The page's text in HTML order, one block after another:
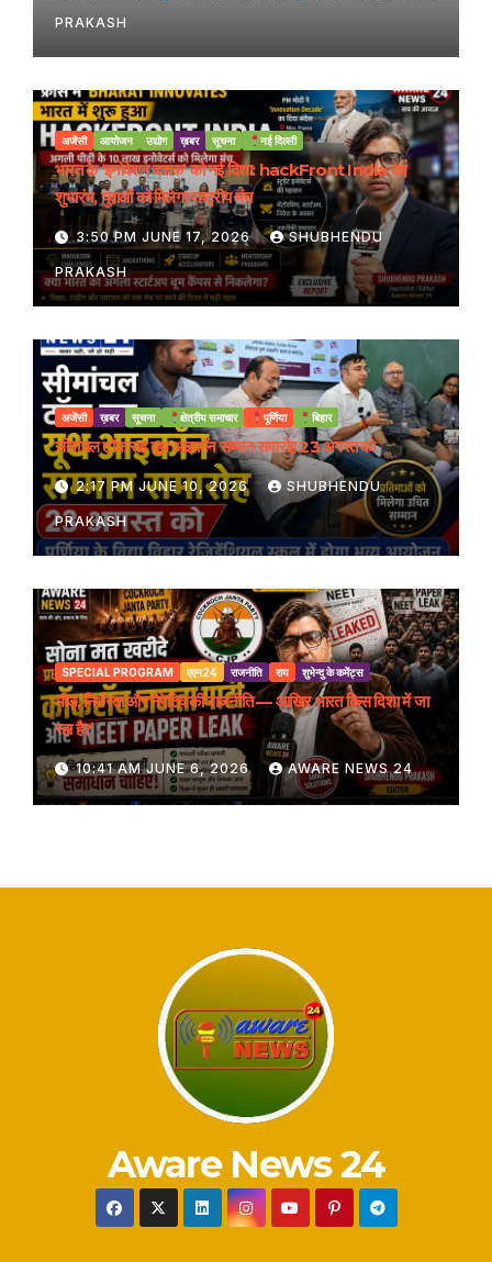
PRAKASH
अजेंसी आयोजन उद्योग ख़बर सूचना नई दिल्ली
भारत के ‘इनोवेशन दशक’ को नई दिशा: hackFront India का
शुभारंभ, युवाओं को मिलेगा राष्ट्रीय मंच
3:50 PM JUNE 17, 2026 SHUBHENDU
PRAKASH
अजेंसी ख़बर सूचना क्षेत्रीय समाचार पूर्णिया बिहार
सीमांचल टॉक सह यूथ आइकॉन सम्मान समारोह 23 अगस्त को
2:17 PM JUNE 10, 2026 SHUBHENDU
PRAKASH
SPECIAL PROGRAM एएन24 राजनीति राय शुभेन्दु के कमेंट्स
भीड़, निर्भरता और नैरेटिव की राजनीति — आखिर भारत किस दिशा में जा
रहा है?
10:41 AM JUNE 6, 2026 AWARE NEWS 24
Aware News 24